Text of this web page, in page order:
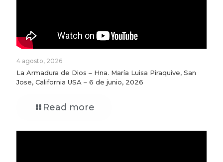
4 agosto, 2026
La Armadura de Dios – Hna. María Luisa Piraquive, San
Jose, California USA – 6 de junio, 2026
Read more